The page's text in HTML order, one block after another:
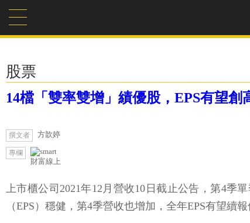
股票
14檔「雙率雙增」績優股，EPS有望創
撰文者 方歆婷
專欄
財富線上
上市櫃公司2021年12月營收10日截止公告，第4季
（EPS）穩健，第4季營收也增加，全年EPS有望續